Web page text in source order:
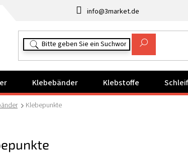
info@3market.de
Klebebänder Klebstoffe
Klebepunkte